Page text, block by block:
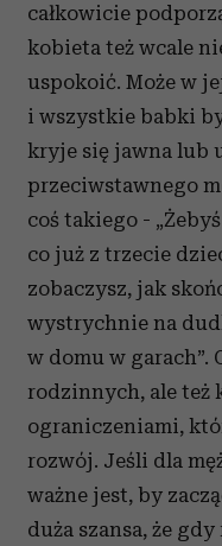
całkowicie
kobieta też wcale
uspokoić. Może w
i wszystkie babki
kryje się jawna lub
przeciwstawnego
coś takiego -
co już z trzecie
zobaczysz, jak
wystrychnie na
w domu w garach”.
rodzinnych, ale
ograniczeniami,
rozwój. Jeśli dla
ważne jest, by
duża szansa, że